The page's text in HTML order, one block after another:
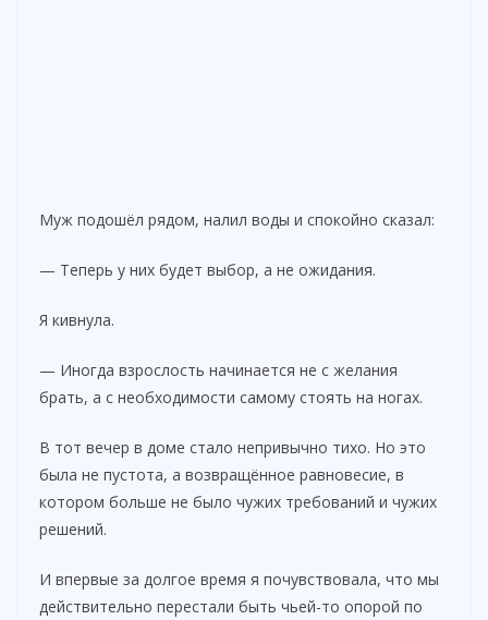
Муж подошёл рядом, налил воды и спокойно сказал:
— Теперь у них будет выбор, а не ожидания.
Я кивнула.
— Иногда взрослость начинается не с желания
брать, а с необходимости самому стоять на ногах.
В тот вечер в доме стало непривычно тихо. Но это
была не пустота, а возвращённое равновесие, в
котором больше не было чужих требований и чужих
решений.
И впервые за долгое время я почувствовала, что мы
действительно перестали быть чьей-то опорой по